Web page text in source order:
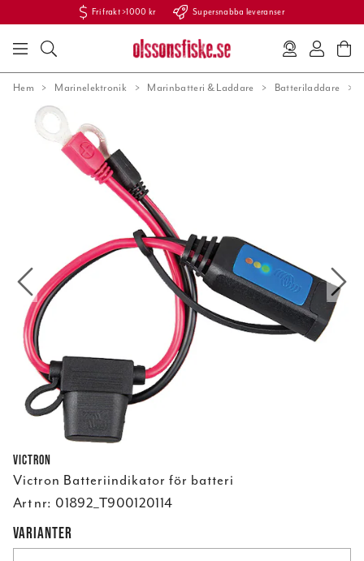
Fri frakt >1000 kr Supersnabba leveranser
Hem Marinelektronik Marinbatteri & Laddare Batteriladdare
Victron
Victron Batteriindikator för batteri
Art nr: 01892_T900120114
VARIANTER